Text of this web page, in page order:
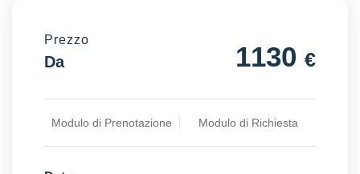
Prezzo
Da 1130 €
Modulo di Prenotazione Modulo di Richiesta